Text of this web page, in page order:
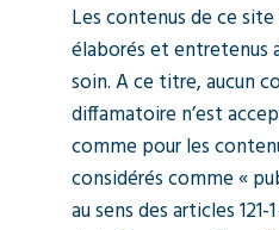
Les contenus de ce
élaborés et entretenus
soin. A ce titre, aucun
diffamatoire n’est
comme pour les
considérés comme «
au sens des articles